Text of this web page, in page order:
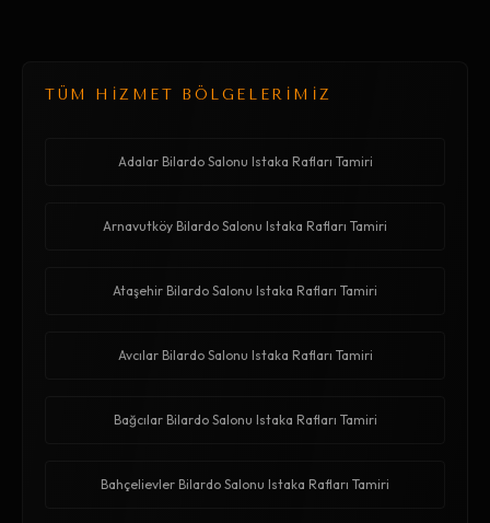
TÜM HİZMET BÖLGELERİMİZ
Adalar Bilardo Salonu Istaka Rafları Tamiri
Arnavutköy Bilardo Salonu Istaka Rafları Tamiri
Ataşehir Bilardo Salonu Istaka Rafları Tamiri
Avcılar Bilardo Salonu Istaka Rafları Tamiri
Bağcılar Bilardo Salonu Istaka Rafları Tamiri
Bahçelievler Bilardo Salonu Istaka Rafları Tamiri